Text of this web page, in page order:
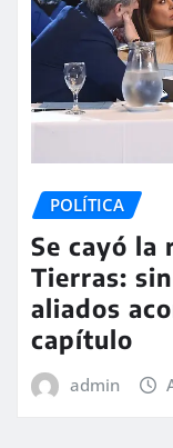
POLÍTICA
Se cayó la
Tierras:
aliados
capítulo
admin